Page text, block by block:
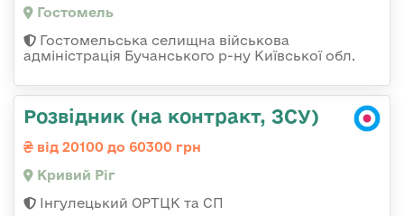
Гостомель
Гостомельська селищна військова
адміністрація Бучанського р-ну Київської обл.
Розвідник (на контракт, ЗСУ)
від 20100 до 60300 грн
Кривий Ріг
Інгулецький ОРТЦК та СП